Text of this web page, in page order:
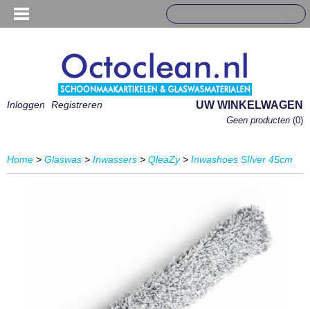
Inloggen Registreren UW WINKELWAGEN
Geen producten (0)
Home > Glaswas > Inwassers > QleaZy> Inwashoes SIlver 45cm